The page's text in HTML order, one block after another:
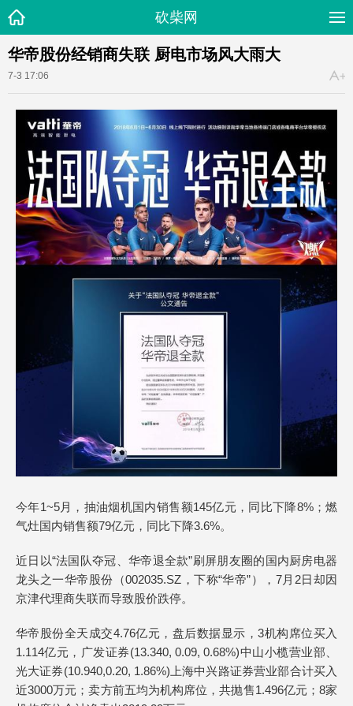
砍柴网
华帝股份经销商失联 厨电市场风大雨大
7-3 17:06
今年1~5月，抽油烟机国内销售额145亿元，同比下降8%；燃
气灶国内销售额79亿元，同比下降3.6%。
近日以“法国队夺冠、华帝退全款”刷屏朋友圈的国内厨房电器
龙头之一华帝股份（002035.SZ，下称“华帝”），7月2日却因
京津代理商失联而导致股价跌停。
华帝股份全天成交4.76亿元，盘后数据显示，3机构席位买入
1.114亿元，广发证券(13.340, 0.09, 0.68%)中山小榄营业部、
光大证券(10.940,0.20, 1.86%)上海中兴路证券营业部合计买入
近3000万元；卖方前五均为机构席位，共抛售1.496亿元；8家